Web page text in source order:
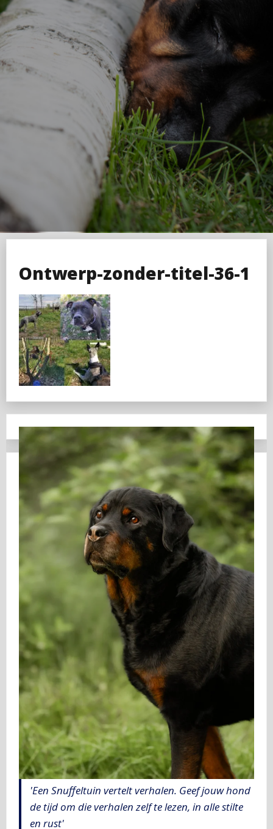
Ontwerp-zonder-titel-36-1
'Een Snuffeltuin vertelt verhalen. Geef jouw hond
de tijd om die verhalen zelf te lezen, in alle stilte
en rust'